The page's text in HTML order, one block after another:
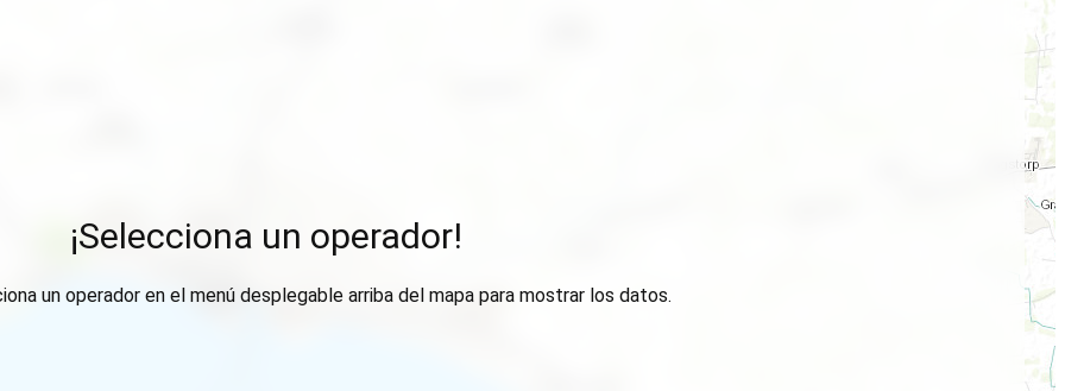
¡Selecciona un operador!
un operador en el menú desplegable arriba del mapa para mostrar los datos.